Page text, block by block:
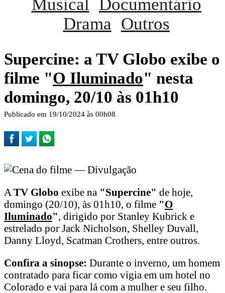
Musical
Documentário
Drama Outros
Supercine: a TV Globo exibe o
filme "O Iluminado" nesta
domingo, 20/10 às 01h10
Publicado em 19/10/2024 às 00h08
A TV Globo exibe na "Supercine" de hoje,
domingo (20/10), às 01h10, o filme "O
Iluminado", dirigido por Stanley Kubrick e
estrelado por Jack Nicholson, Shelley Duvall,
Danny Lloyd, Scatman Crothers, entre outros.
Confira a sinopse: Durante o inverno, um homem
contratado para ficar como vigia em um hotel no
Colorado e vai para lá com a mulher e seu filho.